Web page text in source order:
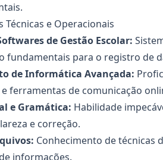
Técnicas e Operacionais
de Gestão Escolar:
fundamentais para o registro de
de Informática Avançada:
ferramentas de comunicação
e Gramática: Habilidade
e correção.
Conhecimento de técnicas
informações.